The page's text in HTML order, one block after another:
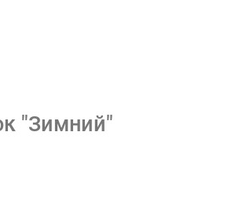
"Зимний"